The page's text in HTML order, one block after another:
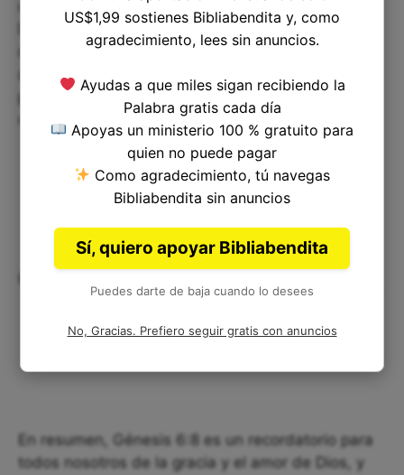
con Dios. Noé no encontró gracia ante los ojos de
Dios por su propia cuenta, más bien lo hizo por su
devoción y obediencia a Dios. Debemos aprender
a hacer lo mismo, desarrollando una relación
profunda y sincera con Dios, que nos lleve a
confiar y depender de él en todo momento.
Conclusiones
En resumen, Génesis 6:8 es un recordatorio para
todos nosotros de la gracia y el amor de Dios, y
US$1,99 sostienes Bibliabendita y, como
agradecimiento, lees sin anuncios.
Ayudas a que miles sigan recibiendo la
Palabra gratis cada día
Apoyas un ministerio 100 % gratuito para
quien no puede pagar
Como agradecimiento, tú navegas
Bibliabendita sin anuncios
Sí, quiero apoyar Bibliabendita
Puedes darte de baja cuando lo desees
No, Gracias. Prefiero seguir gratis con anuncios